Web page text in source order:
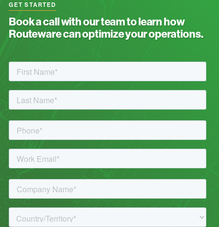
GET STARTED
Book a call with our team to learn how
Routeware can optimize your operations.